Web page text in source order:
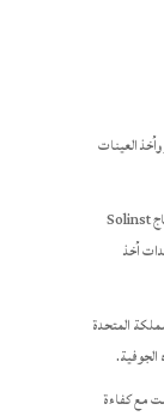
العينات
تبسيط عمليات الشراء والصيانة لخط إنتاج Solinst
أخذ
المتحدة
الجوفية.
مع كفاءة